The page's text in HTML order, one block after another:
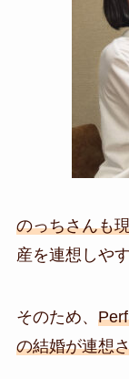
のっちさんも
産を連想しや
そのため、
の結婚が連想